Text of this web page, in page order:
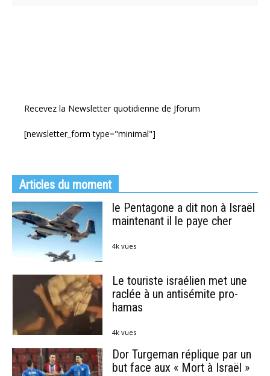
Recevez la Newsletter quotidienne de Jforum
[newsletter_form type="minimal"]
Articles du moment
le Pentagone a dit non à Israël
maintenant il le paye cher
4k vues
Le touriste israélien met une
raclée à un antisémite pro-
hamas
4k vues
Dor Turgeman réplique par un
but face aux « Mort à Israël »